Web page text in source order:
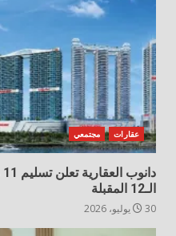
عقارات مجتمعي
الـ12 المقبلة
30 يوليو، 2026